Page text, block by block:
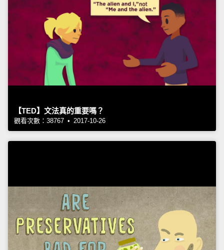
【TED】文法真的重要嗎？
觀看次數：38767 • 2017-10-26